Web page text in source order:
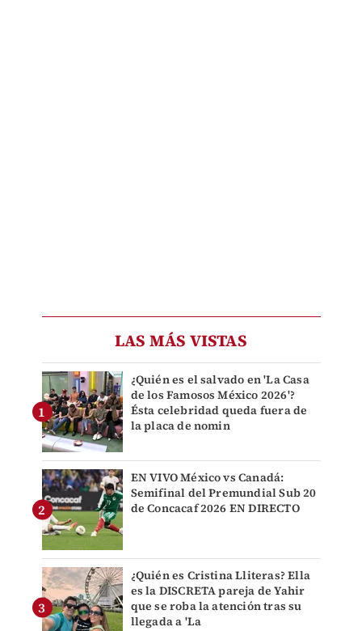
LAS MÁS VISTAS
¿Quién es el salvado en 'La Casa
de los Famosos México 2026'?
Ésta celebridad queda fuera de
la placa de nomin
EN VIVO México vs Canadá:
Semifinal del Premundial Sub 20
de Concacaf 2026 EN DIRECTO
¿Quién es Cristina Lliteras? Ella
es la DISCRETA pareja de Yahir
que se roba la atención tras su
llegada a 'La